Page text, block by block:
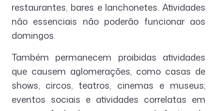
restaurantes, bares e lanchonetes. Atividades
não essenciais não poderão funcionar aos
domingos.
Também permanecem proibidas atividades
que causem aglomerações, como casas de
shows, circos, teatros, cinemas e museus;
eventos sociais e atividades correlatas em